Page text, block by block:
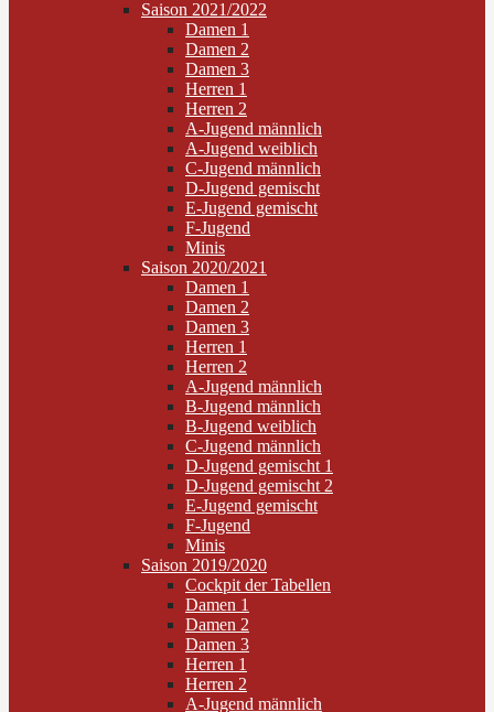
Saison 2021/2022
Damen 1
Damen 2
Damen 3
Herren 1
Herren 2
A-Jugend männlich
A-Jugend weiblich
C-Jugend männlich
D-Jugend gemischt
E-Jugend gemischt
F-Jugend
Minis
Saison 2020/2021
Damen 1
Damen 2
Damen 3
Herren 1
Herren 2
A-Jugend männlich
B-Jugend männlich
B-Jugend weiblich
C-Jugend männlich
D-Jugend gemischt 1
D-Jugend gemischt 2
E-Jugend gemischt
F-Jugend
Minis
Saison 2019/2020
Cockpit der Tabellen
Damen 1
Damen 2
Damen 3
Herren 1
Herren 2
A-Jugend männlich